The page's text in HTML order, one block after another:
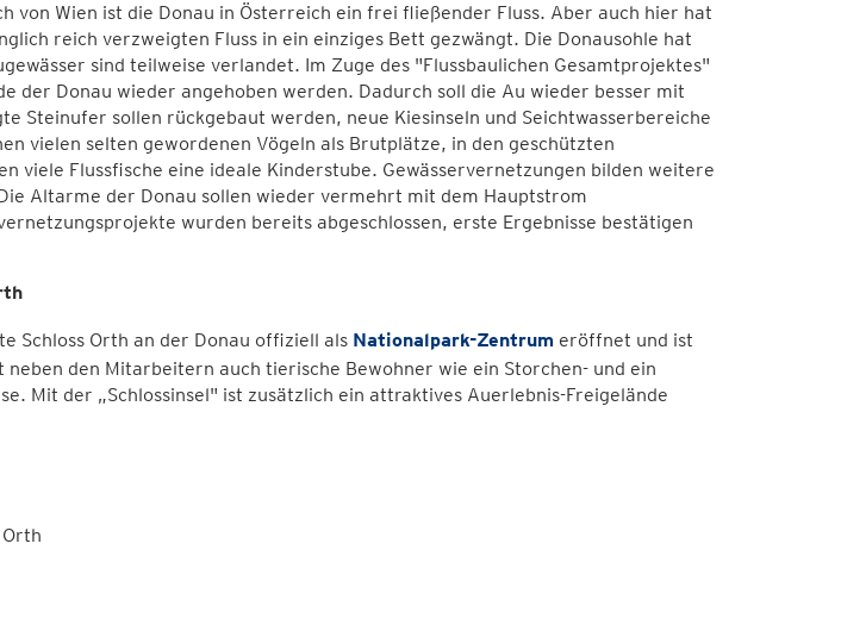
von Wien ist die Donau in Österreich ein frei fließender Fluss. Aber auch hier hat
reich verzweigten Fluss in ein einziges Bett gezwängt. Die Donausohle hat
sind teilweise verlandet. Im Zuge des "Flussbaulichen Gesamtprojektes"
der Donau wieder angehoben werden. Dadurch soll die Au wieder besser mit
Steinufer sollen rückgebaut werden, neue Kiesinseln und Seichtwasserbereiche
vielen selten gewordenen Vögeln als Brutplätze, in den geschützten
viele Flussfische eine ideale Kinderstube. Gewässervernetzungen bilden weitere
Altarme der Donau sollen wieder vermehrt mit dem Hauptstrom
wurden bereits abgeschlossen, erste Ergebnisse bestätigen
Schloss Orth an der Donau offiziell als Nationalpark-Zentrumeröffnet und ist
neben den Mitarbeitern auch tierische Bewohner wie ein Storchen- und ein
Mit der „Schlossinsel" ist zusätzlich ein attraktives Auerlebnis-Freigelände